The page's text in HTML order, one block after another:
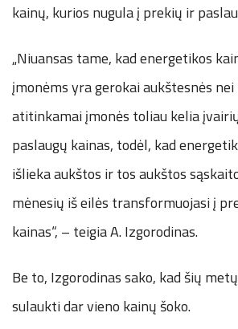
kainų, kurios nugula į prekių ir
„Niuansas tame, kad energetikos
įmonėms yra gerokai aukštesnės
atitinkamai įmonės toliau kelia
paslaugų kainas, todėl, kad
išlieka aukštos ir tos aukštos
mėnesių iš eilės transformuojasi į
kainas“, – teigia A. Izgorodinas.
Be to, Izgorodinas sako, kad šių
sulaukti dar vieno kainų šoko.